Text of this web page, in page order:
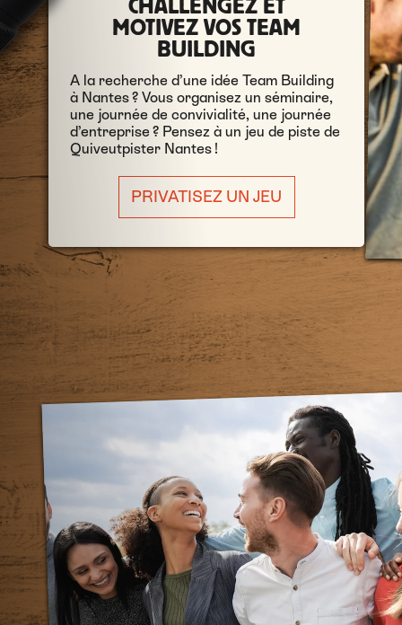
CHALLENGEZ ET
MOTIVEZ VOS TEAM
BUILDING
A la recherche d’une idée Team Building
à Nantes ? Vous organisez un séminaire,
une journée de convivialité, une journée
d’entreprise ? Pensez à un jeu de piste de
Quiveutpister Nantes !
PRIVATISEZ UN JEU